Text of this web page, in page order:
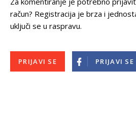
račun? Registracija je brza i
uključi se u raspravu.
PRIJAVI SE PRIJAVI SE